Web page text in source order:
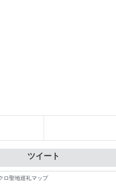
ツイート